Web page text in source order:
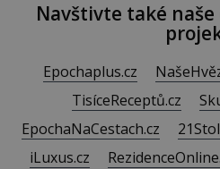
Navštivte také
Epochaplus.cz
TisíceReceptů.cz
EpochaNaCestach.cz
iLuxus.cz